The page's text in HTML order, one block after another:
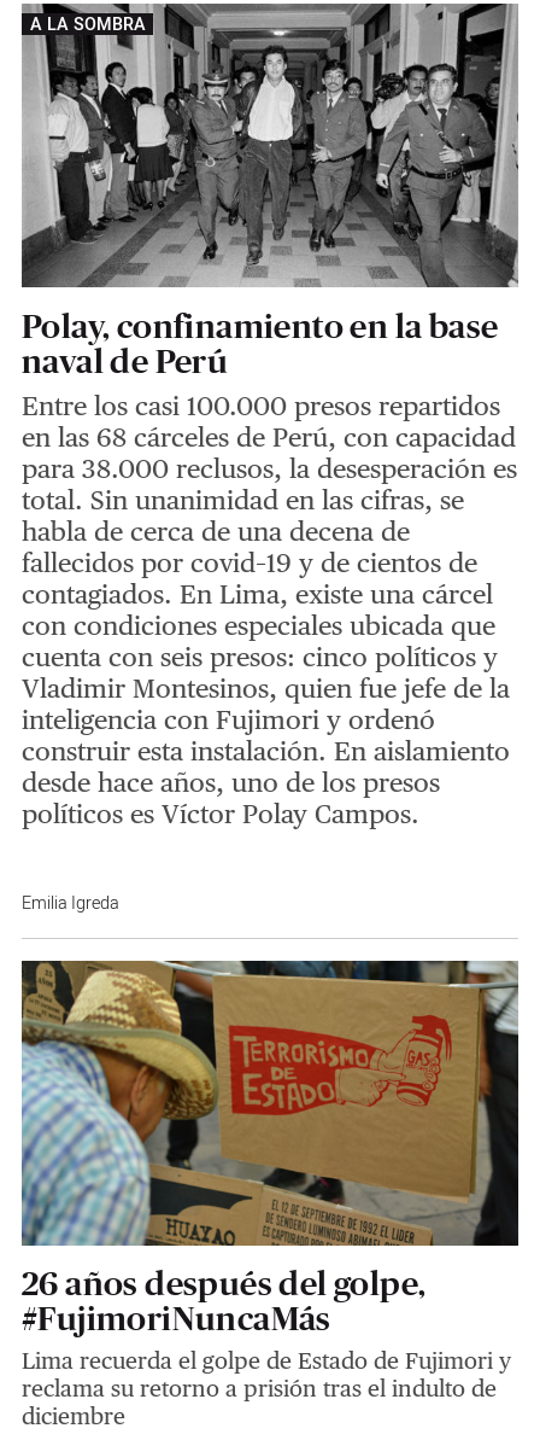
A LA SOMBRA
Polay, confinamiento en la base
naval de Perú
Entre los casi 100.000 presos repartidos
en las 68 cárceles de Perú, con capacidad
para 38.000 reclusos, la desesperación es
total. Sin unanimidad en las cifras, se
habla de cerca de una decena de
fallecidos por covid–19 y de cientos de
contagiados. En Lima, existe una cárcel
con condiciones especiales ubicada que
cuenta con seis presos: cinco políticos y
Vladimir Montesinos, quien fue jefe de la
inteligencia con Fujimori y ordenó
construir esta instalación. En aislamiento
desde hace años, uno de los presos
políticos es Víctor Polay Campos.
Emilia Igreda
26 años después del golpe,
#FujimoriNuncaMás
Lima recuerda el golpe de Estado de Fujimori y
reclama su retorno a prisión tras el indulto de
diciembre